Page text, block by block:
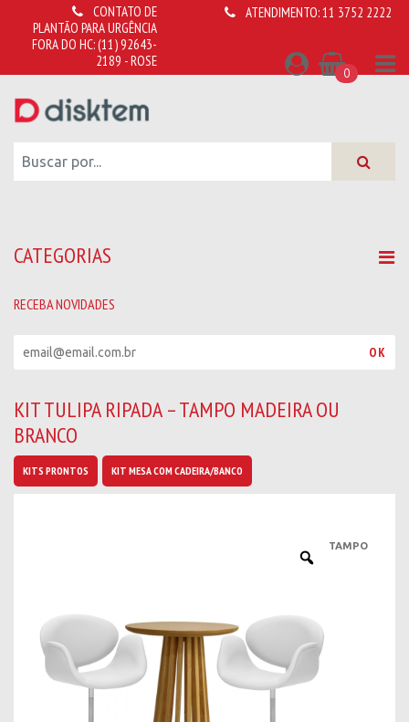
CONTATO DE
PLANTÃO PARA URGÊNCIA
FORA DO HC:(11) 92643-
2189 - ROSE
ATENDIMENTO:11 3752 2222
0
CATEGORIAS
RECEBA NOVIDADES
b
a
n
v
OK
KIT TULIPA RIPADA – TAMPO MADEIRA OU
BRANCO
KITS PRONTOS KIT MESA COM CADEIRA/BANCO
TAMPO